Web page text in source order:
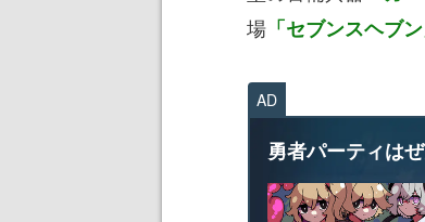
場 「セブンスヘブン
AD
勇者パーティは